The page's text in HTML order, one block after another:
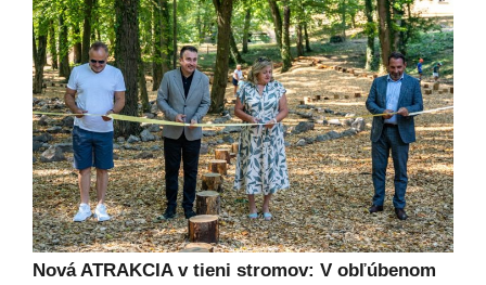
Nová ATRAKCIA v tieni stromov: V obľúbenom